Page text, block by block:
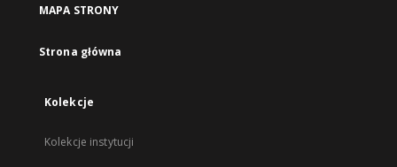
MAPA STRONY
Strona główna
Kolekcje
Kolekcje instytucji